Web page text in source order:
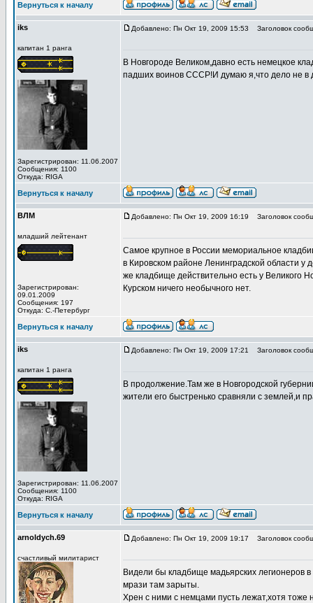
Вернуться к началу
iks
капитан 1 ранга
Зарегистрирован: 11.06.2007
Сообщения: 1100
Откуда: RIGA
Добавлено: Пн Окт 19, 2009 15:53 Заголовок
В Новгороде Великом,давно есть немецкое
падших воинов СССР!И думаю я,что дело не в
Вернуться к началу
ВЛМ
младший лейтенант
Зарегистрирован:
09.01.2009
Сообщения: 197
Откуда: С.-Петербург
Добавлено: Пн Окт 19, 2009 16:19 Заголовок
Самое крупное в России мемориальное
в Кировском районе Ленинградской области у
же кладбище действительно есть у Великого
Курском ничего необычного нет.
Вернуться к началу
iks
капитан 1 ранга
Зарегистрирован: 11.06.2007
Сообщения: 1100
Откуда: RIGA
Добавлено: Пн Окт 19, 2009 17:21 Заголовок
В продолжение.Там же в Новгородской
жители его быстренько сравняли с землей,и
Вернуться к началу
arnoldych.69
счастливый милитарист
Добавлено: Пн Окт 19, 2009 19:17 Заголовок
Видели бы кладбище мадьярских легионеров
мрази там зарыты.
Хрен с ними с немцами пусть лежат,хотя тоже